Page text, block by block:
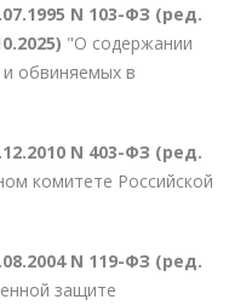
N 103-ФЗ (ред.
"О содержании
обвиняемых в
N 403-ФЗ (ред.
комитете Российской
N 119-ФЗ (ред.
защите